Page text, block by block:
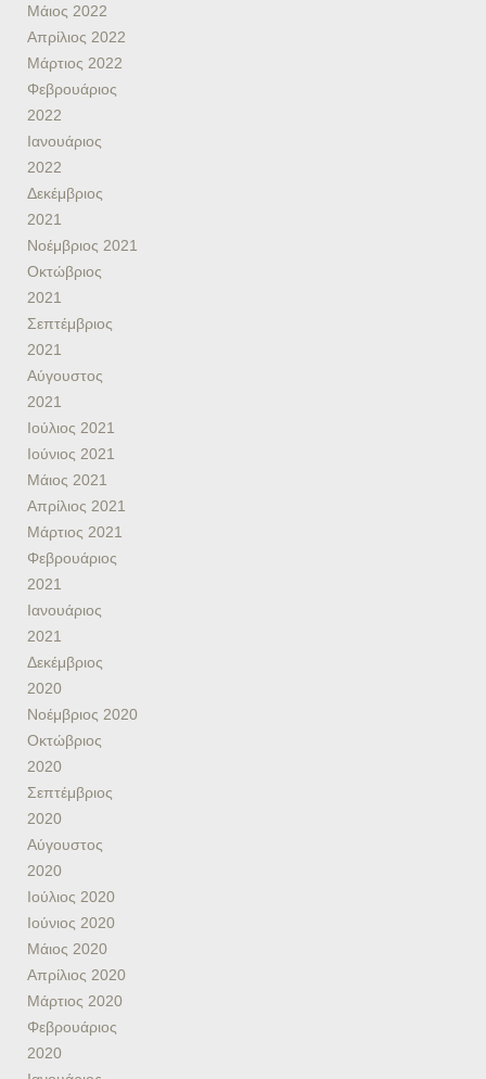
Μάιος 2022
Απρίλιος 2022
Μάρτιος 2022
Φεβρουάριος
2022
Ιανουάριος
2022
Δεκέμβριος
2021
Νοέμβριος 2021
Οκτώβριος
2021
Σεπτέμβριος
2021
Αύγουστος
2021
Ιούλιος 2021
Ιούνιος 2021
Μάιος 2021
Απρίλιος 2021
Μάρτιος 2021
Φεβρουάριος
2021
Ιανουάριος
2021
Δεκέμβριος
2020
Νοέμβριος 2020
Οκτώβριος
2020
Σεπτέμβριος
2020
Αύγουστος
2020
Ιούλιος 2020
Ιούνιος 2020
Μάιος 2020
Απρίλιος 2020
Μάρτιος 2020
Φεβρουάριος
2020